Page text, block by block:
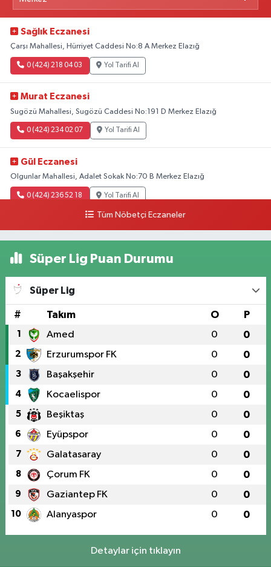
Sağlık Eczanesi
Çarşı Mahallesi, Hürriyet Caddesi No:8 A Merkez Elazığ
0 (424) 218 04 03 Yol Tarifi Al
Murat Eczanesi
Sugözü Mahallesi, Sugözü Caddesi No:191 D Merkez Elazığ
0 (424) 234 02 07 Yol Tarifi Al
Gül Eczanesi
Olgunlar Mahallesi, Adalet Sokak No:70 B Merkez Elazığ
0 (424) 236 52 18 Yol Tarifi Al
Üniversite Mahallesi, Yunus Emre Bulvarı, No:2 A Merkez Elazığ
0 (424) 236 61 40 Yol Tarifi Al
Tüm Nöbetçi Eczaneler
Süper Lig Puan Durumu
Süper Lig
# Takım O P
1 Amed 0 0
2 Erzurumspor FK 0 0
3 Başakşehir 0 0
4 Kocaelispor 0 0
5 Beşiktaş 0 0
6 Eyüpspor 0 0
7 Galatasaray 0 0
8 Çorum FK 0 0
9 Gaziantep FK 0 0
10 Alanyaspor 0 0
Detaylar için tıklayın